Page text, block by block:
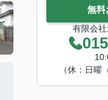
無料
有限会社
（休：日曜